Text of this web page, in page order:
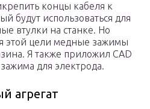
концы кабеля к
будут использоваться для
втулки на станке. Но
этой цели медные зажимы
Я также приложил CAD
для электрода.
агрегат